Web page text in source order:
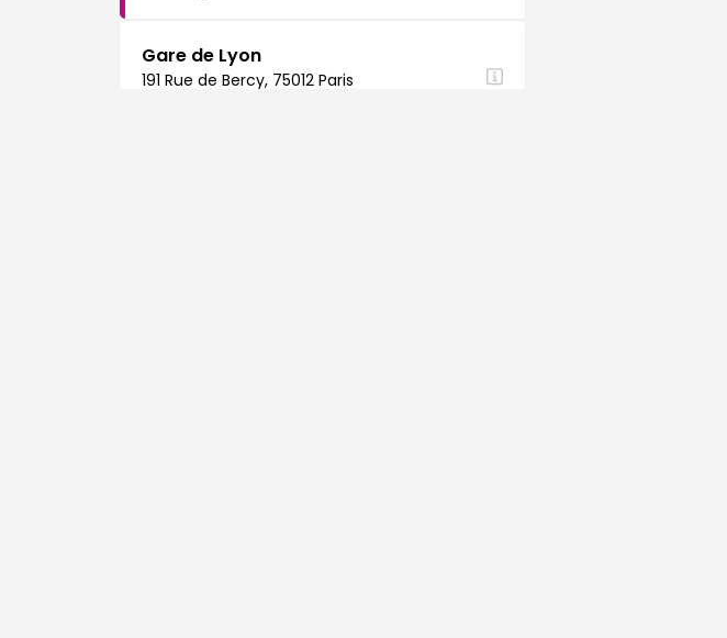
Gare de Lyon
191 Rue de Bercy, 75012 Paris